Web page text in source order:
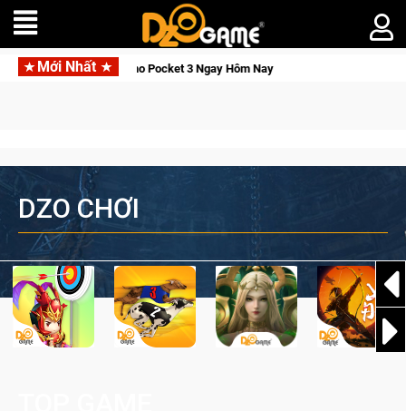
Mới Nhất
Pocket 3 Ngay Hôm Nay Lineage W – Quyền lực và tài
DZO CHƠI